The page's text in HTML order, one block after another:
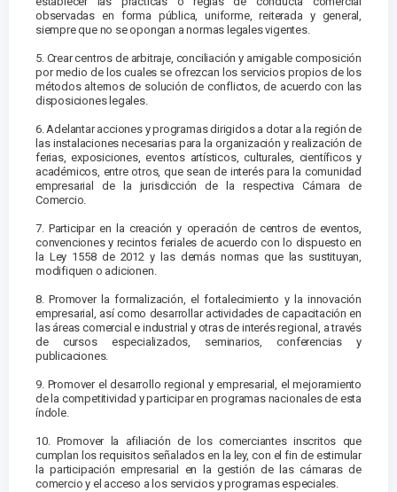
observadas en forma pública, uniforme, reiterada y general,
siempre que no se opongan a normas legales vigentes.
5. Crear centros de arbitraje, conciliación y amigable composición
por medio de los cuales se ofrezcan los servicios propios de los
métodos alternos de solución de conflictos, de acuerdo con las
disposiciones legales.
6. Adelantar acciones y programas dirigidos a dotar a la región de
las instalaciones necesarias para la organización y realización de
ferias, exposiciones, eventos artísticos, culturales, científicos y
académicos, entre otros, que sean de interés para la comunidad
empresarial de la jurisdicción de la respectiva Cámara de
Comercio.
7. Participar en la creación y operación de centros de eventos,
convenciones y recintos feriales de acuerdo con lo dispuesto en
la Ley 1558 de 2012 y las demás normas que las sustituyan,
modifiquen o adicionen.
8. Promover la formalización, el fortalecimiento y la innovación
empresarial, así como desarrollar actividades de capacitación en
las áreas comercial e industrial y otras de interés regional, a través
de cursos especializados, seminarios, conferencias y
publicaciones.
9. Promover el desarrollo regional y empresarial, el mejoramiento
de la competitividad y participar en programas nacionales de esta
índole.
10. Promover la afiliación de los comerciantes inscritos que
cumplan los requisitos señalados en la ley, con el fin de estimular
la participación empresarial en la gestión de las cámaras de
comercio y el acceso a los servicios y programas especiales.